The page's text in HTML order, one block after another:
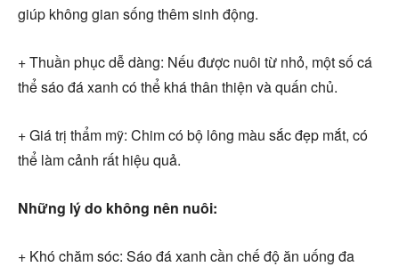
giúp không gian sống thêm sinh động.
+ Thuần phục dễ dàng: Nếu được nuôi từ nhỏ, một số cá
thể sáo đá xanh có thể khá thân thiện và quấn chủ.
+ Giá trị thẩm mỹ: Chim có bộ lông màu sắc đẹp mắt, có
thể làm cảnh rất hiệu quả.
Những lý do không nên nuôi:
+ Khó chăm sóc: Sáo đá xanh cần chế độ ăn uống đa